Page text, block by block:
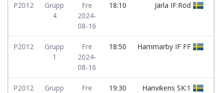
P2012
Grupp
4
Fre
2024-
08-16
18:10 Järla IF:Röd
P2012
Grupp
1
Fre
2024-
08-16
18:50 Hammarby IF FF
P2012
Grupp
Fre
19:30 Hanvikens SK:1